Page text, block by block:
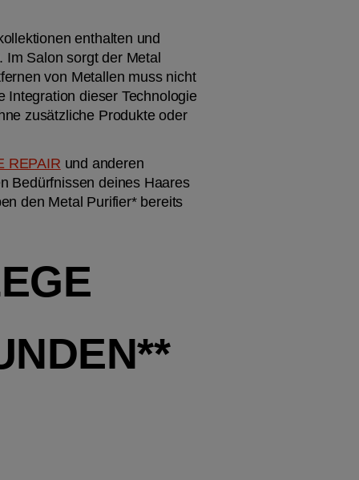
enthalten und
Salon sorgt der Metal
von Metallen muss nicht
Integration dieser Technologie
zusätzliche Produkte oder
REPAIR und anderen
Bedürfnissen deines Haares
den Metal Purifier* bereits